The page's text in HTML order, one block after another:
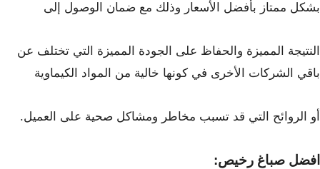
بشكل ممتاز بأفضل الأسعار وذلك مع ضمان الوصول إلى
النتيجة المميزة والحفاظ على الجودة المميزة التي تختلف عن
باقي الشركات الأخرى في كونها خالية من المواد الكيماوية
أو الروائح التي قد تسبب مخاطر ومشاكل صحية على العميل.
افضل صباغ رخيص: